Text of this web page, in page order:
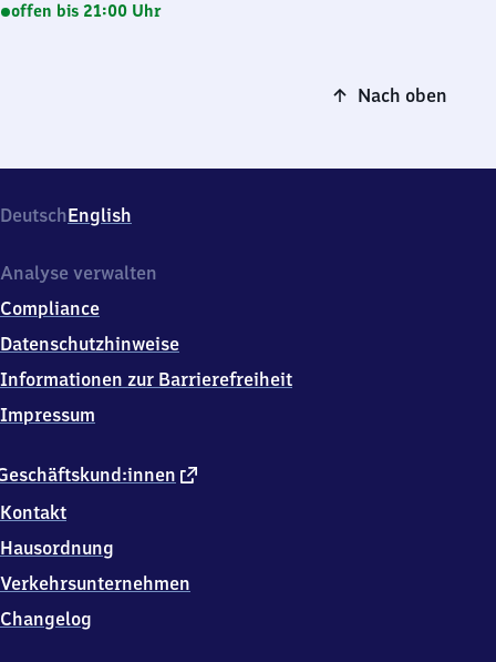
offen bis 21:00 Uhr
Nach oben
DeutschEnglish
externer
Kontakt
Hausordnung
Verkehrsunternehmen
Changelog
Analyse verwalten
Compliance
Datenschutzhinweise
Informationen zur Barrierefreiheit
Impressum